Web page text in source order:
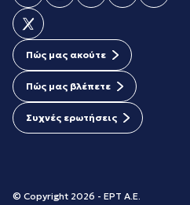
Πώς μας ακούτε
Πώς μας βλέπετε
Συχνές ερωτήσεις
© Copyright 2026 - ΕΡΤ Α.Ε.